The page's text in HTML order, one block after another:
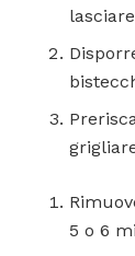
5 o 6